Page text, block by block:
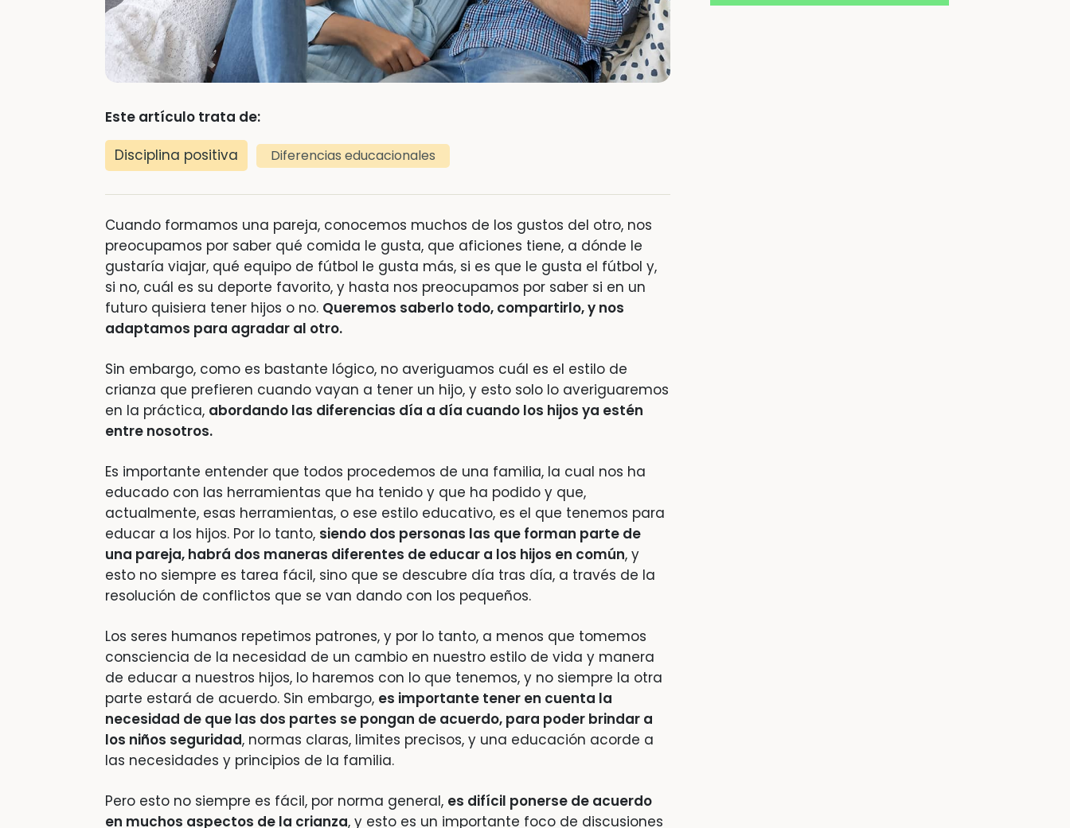
Este artículo trata de:
Disciplina positiva
Diferencias educacionales
Cuando formamos una pareja, conocemos muchos de los gustos del otro, nos
preocupamos por saber qué comida le gusta, que aficiones tiene, a dónde le
gustaría viajar, qué equipo de fútbol le gusta más, si es que le gusta el fútbol y,
si no, cuál es su deporte favorito, y hasta nos preocupamos por saber si en un
futuro quisiera tener hijos o no. Queremos saberlo todo, compartirlo, y nos
adaptamos para agradar al otro.
Sin embargo, como es bastante lógico, no averiguamos cuál es el estilo de
crianza que prefieren cuando vayan a tener un hijo, y esto solo lo averiguaremos
en la práctica, abordando las diferencias día a día cuando los hijos ya estén
entre nosotros.
Es importante entender que todos procedemos de una familia, la cual nos ha
educado con las herramientas que ha tenido y que ha podido y que,
actualmente, esas herramientas, o ese estilo educativo, es el que tenemos para
educar a los hijos. Por lo tanto, siendo dos personas las que forman parte de
una pareja, habrá dos maneras diferentes de educar a los hijos en común, y
esto no siempre es tarea fácil, sino que se descubre día tras día, a través de la
resolución de conflictos que se van dando con los pequeños.
Los seres humanos repetimos patrones, y por lo tanto, a menos que tomemos
consciencia de la necesidad de un cambio en nuestro estilo de vida y manera
de educar a nuestros hijos, lo haremos con lo que tenemos, y no siempre la otra
parte estará de acuerdo. Sin embargo, es importante tener en cuenta la
necesidad de que las dos partes se pongan de acuerdo, para poder brindar a
los niños seguridad, normas claras, limites precisos, y una educación acorde a
las necesidades y principios de la familia.
Pero esto no siempre es fácil, por norma general, es difícil ponerse de acuerdo
en muchos aspectos de la crianza, y esto es un importante foco de discusiones